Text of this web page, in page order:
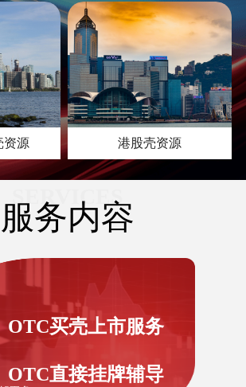
资源 港股壳资源
SERVICES
服务内容
OTC买壳上市服务
OTC直接挂牌辅导